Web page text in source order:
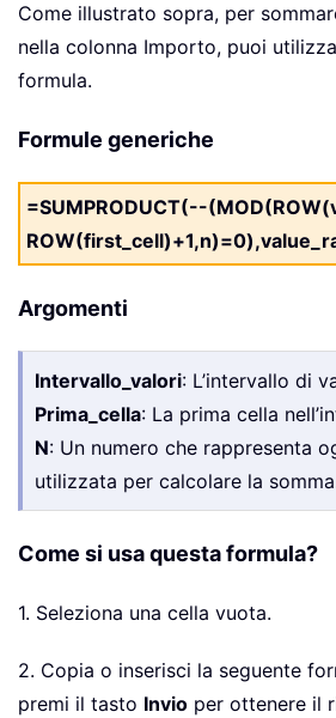
Come illustrato sopra, per
nella colonna Importo, puoi
formula.
Formule generiche
=SUMPRODUCT(--
Argomenti
Intervallo_valori: L’intervallo di
Prima_cella: La prima cella
N: Un numero che rappresenta
utilizzata per calcolare la
Come si usa questa formula?
1. Seleziona una cella vuota.
2. Copia o inserisci la seguente
premi il tasto Invio per ottenere il